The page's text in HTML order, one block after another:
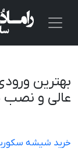
بهترین
عالی و نصب
خرید شیشه